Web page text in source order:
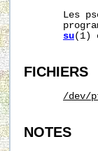
Les
su(1)
FICHIERS
/dev/
NOTES